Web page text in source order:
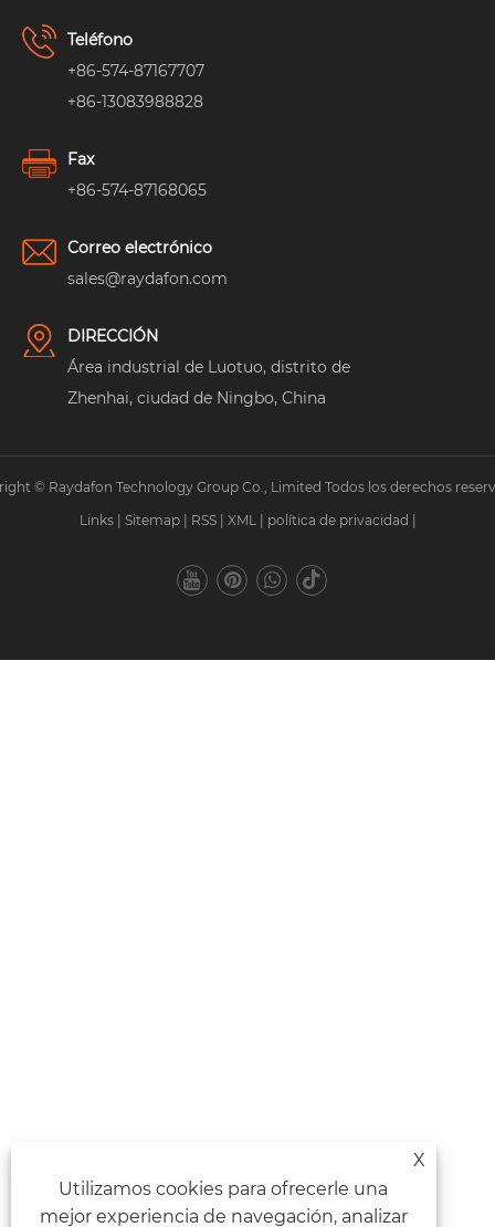
Teléfono
+86-574-87167707
+86-13083988828
Fax
+86-574-87168065
Correo electrónico
sales@raydafon.com
DIRECCIÓN
Área industrial de Luotuo, distrito de
Zhenhai, ciudad de Ningbo, China
© Raydafon Technology Group Co., Limited Todos los derechos
Links
Sitemap RSS XML política de privacidad
X
Utilizamos cookies para ofrecerle una
mejor experiencia de navegación, analizar